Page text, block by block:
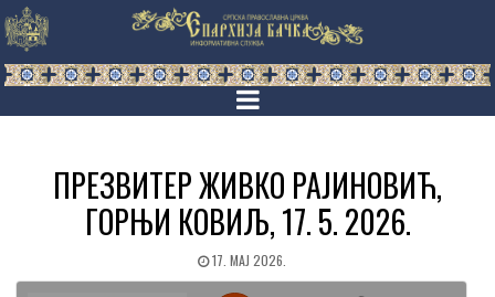
ПРЕЗВИТЕР ЖИВКО РАЈИНОВИЋ,
ГОРЊИ КОВИЉ, 17. 5. 2026.
17. МАЈ 2026.